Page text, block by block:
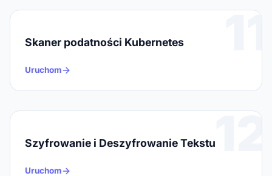
11
Skaner podatności Kubernetes
Uruchom
12
Szyfrowanie i Deszyfrowanie Tekstu
Uruchom